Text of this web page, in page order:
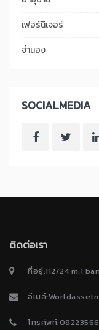
เฟอร์นิเจอร์
จำนอง
SOCIALMEDIA
ติดต่อเรา
ที่อยู่:112/24 m.1
อีเมล์
โทรศัพท์